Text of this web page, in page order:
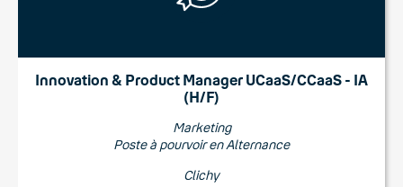
Innovation & Product Manager UCaaS/CCaaS - IA
(H/F)
Marketing
Poste à pourvoir en Alternance
Clichy